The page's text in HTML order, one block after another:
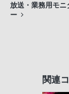
放送・業務用モニ
ー
関連